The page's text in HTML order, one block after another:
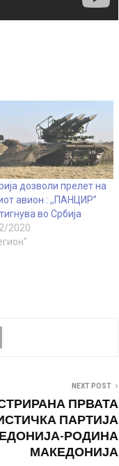
дозволи прелет на
авион : ,,ПАНЦИР”
во Србија
2020
NEXT POST
ПРВАТА
ПАРТИЈА
РОДИНА
МАКЕДОНИЈА